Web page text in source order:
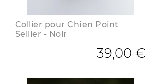
Collier pour Chien Point
Sellier - Noir
39,00 €